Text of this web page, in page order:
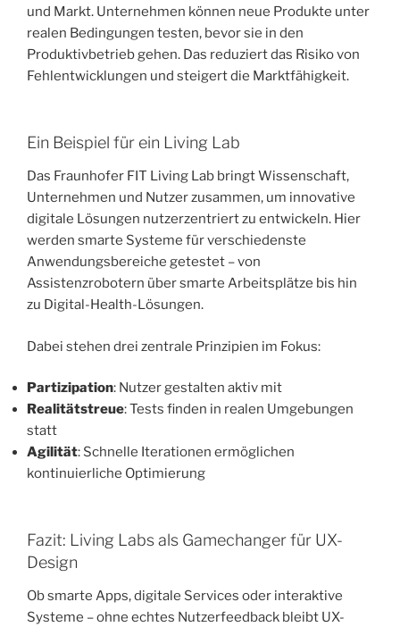
und Markt. Unternehmen können neue Produkte unter
realen Bedingungen testen, bevor sie in den
Produktivbetrieb gehen. Das reduziert das Risiko von
Fehlentwicklungen und steigert die Marktfähigkeit.
Ein Beispiel für ein Living Lab
Das Fraunhofer FIT Living Lab bringt Wissenschaft,
Unternehmen und Nutzer zusammen, um innovative
digitale Lösungen nutzerzentriert zu entwickeln. Hier
werden smarte Systeme für verschiedenste
Anwendungsbereiche getestet – von
Assistenzrobotern über smarte Arbeitsplätze bis hin
zu Digital-Health-Lösungen.
Dabei stehen drei zentrale Prinzipien im Fokus:
Partizipation: Nutzer gestalten aktiv mit
Realitätstreue: Tests finden in realen Umgebungen
statt
Agilität: Schnelle Iterationen ermöglichen
kontinuierliche Optimierung
Fazit: Living Labs als Gamechanger für UX-
Design
Ob smarte Apps, digitale Services oder interaktive
Systeme – ohne echtes Nutzerfeedback bleibt UX-